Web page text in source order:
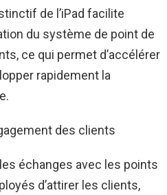
de l’iPad facilite
du système de point de
ce qui permet d’accélérer
rapidement la
des clients
les échanges avec les points
d’attirer les clients,